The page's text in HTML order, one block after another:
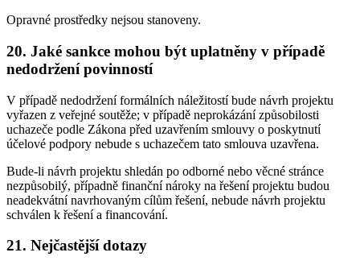
Opravné prostředky nejsou stanoveny.
20. Jaké sankce mohou být uplatněny v případě
nedodržení povinností
V případě nedodržení formálních náležitostí bude návrh projektu
vyřazen z veřejné soutěže; v případě neprokázání způsobilosti
uchazeče podle Zákona před uzavřením smlouvy o poskytnutí
účelové podpory nebude s uchazečem tato smlouva uzavřena.
Bude-li návrh projektu shledán po odborné nebo věcné stránce
nezpůsobilý, případně finanční nároky na řešení projektu budou
neadekvátní navrhovaným cílům řešení, nebude návrh projektu
schválen k řešení a financování.
21. Nejčastější dotazy